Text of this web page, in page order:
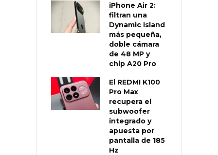
iPhone Air 2:
filtran una
Dynamic Island
más pequeña,
doble cámara
de 48 MP y
chip A20 Pro
El REDMI K100
Pro Max
recupera el
subwoofer
integrado y
apuesta por
pantalla de 185
Hz